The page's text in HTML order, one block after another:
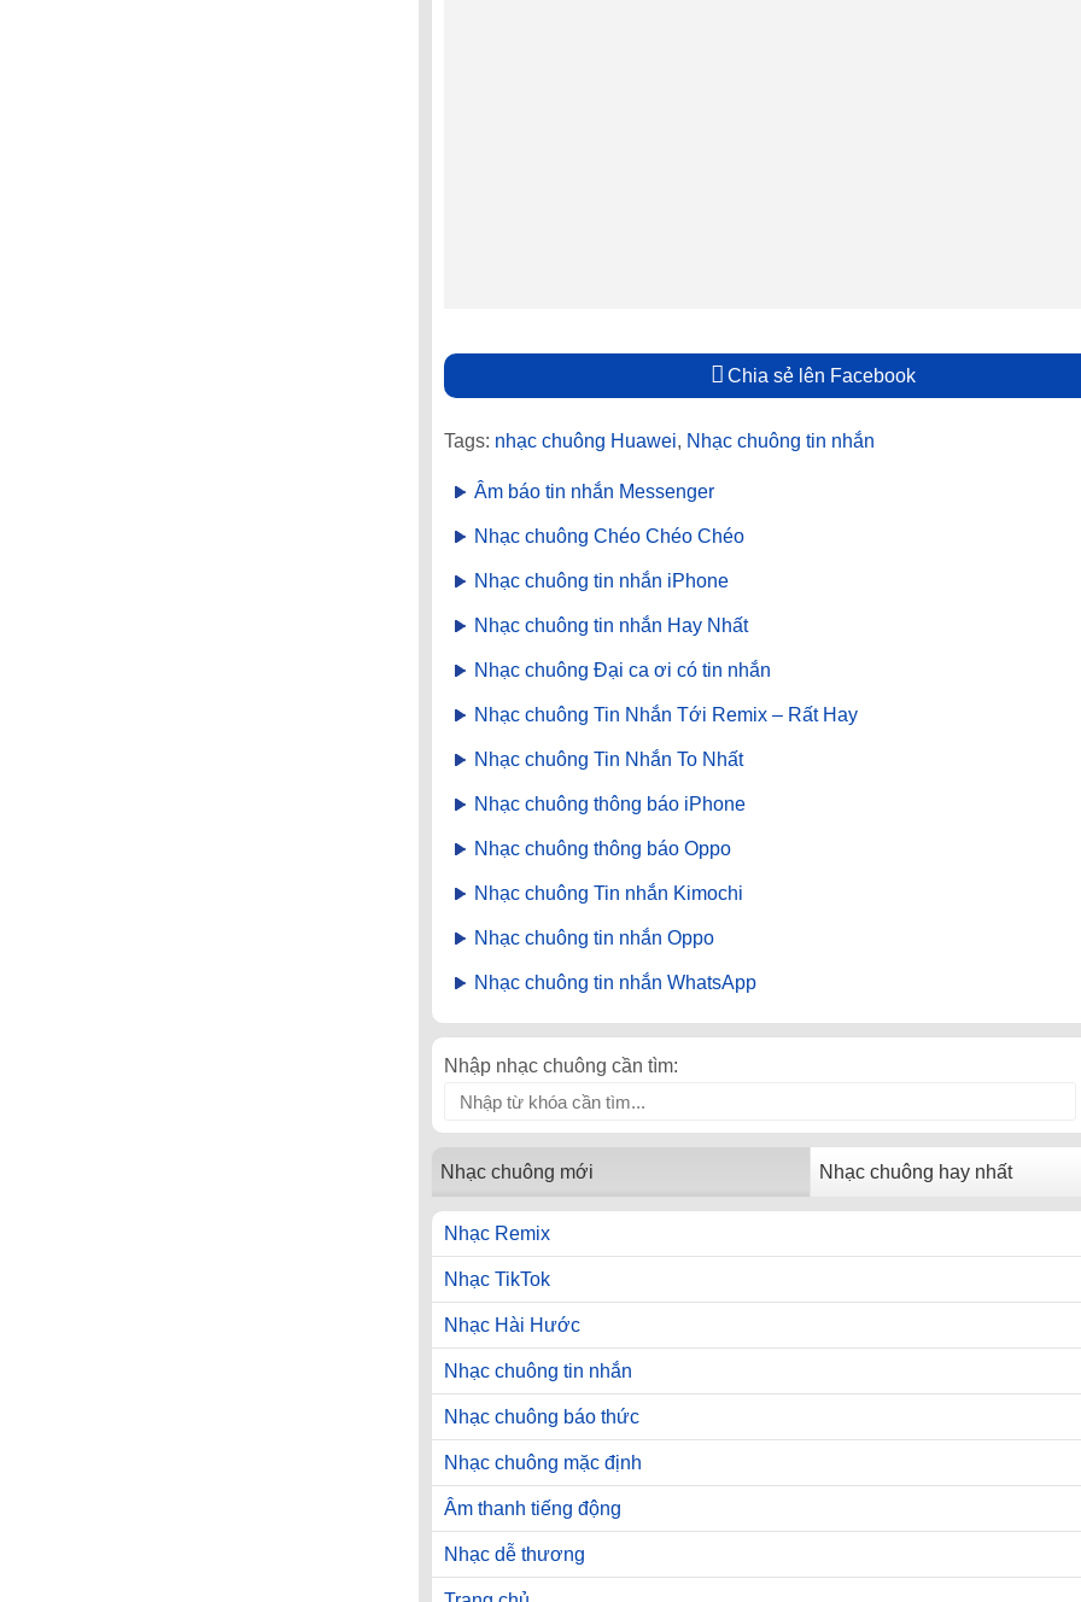
Chia sẻ lên Facebook
Tags: nhạc chuông Huawei, Nhạc chuông tin nhắn
Âm báo tin nhắn Messenger
Nhạc chuông Chéo Chéo Chéo
Nhạc chuông tin nhắn iPhone
Nhạc chuông tin nhắn Hay Nhất
Nhạc chuông Đại ca ơi có tin nhắn
Nhạc chuông Tin Nhắn Tới Remix – Rất Hay
Nhạc chuông Tin Nhắn To Nhất
Nhạc chuông thông báo iPhone
Nhạc chuông thông báo Oppo
Nhạc chuông Tin nhắn Kimochi
Nhạc chuông tin nhắn Oppo
Nhạc chuông tin nhắn WhatsApp
Nhập nhạc chuông cần tìm:
Nhạc chuông mới Nhạc chuông hay nhất
Nhạc Remix
Nhạc TikTok
Nhạc Hài Hước
Nhạc chuông tin nhắn
Nhạc chuông báo thức
Nhạc chuông mặc định
Âm thanh tiếng động
Nhạc dễ thương